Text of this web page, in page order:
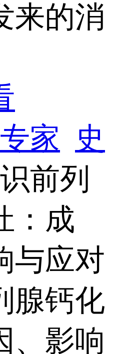
来的消
家
史
前列
：成
与应对
腺钙化
、影响